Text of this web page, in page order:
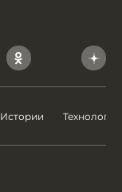
Истории Технологии